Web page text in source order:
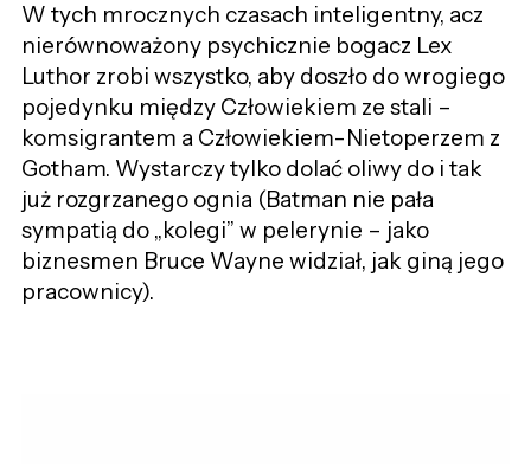
W tych mrocznych czasach inteligentny, acz
nierównoważony psychicznie bogacz Lex
Luthor zrobi wszystko, aby doszło do wrogiego
pojedynku między Człowiekiem ze stali –
komsigrantem a Człowiekiem-Nietoperzem z
Gotham. Wystarczy tylko dolać oliwy do i tak
już rozgrzanego ognia (Batman nie pała
sympatią do „kolegi” w pelerynie – jako
biznesmen Bruce Wayne widział, jak giną jego
pracownicy).